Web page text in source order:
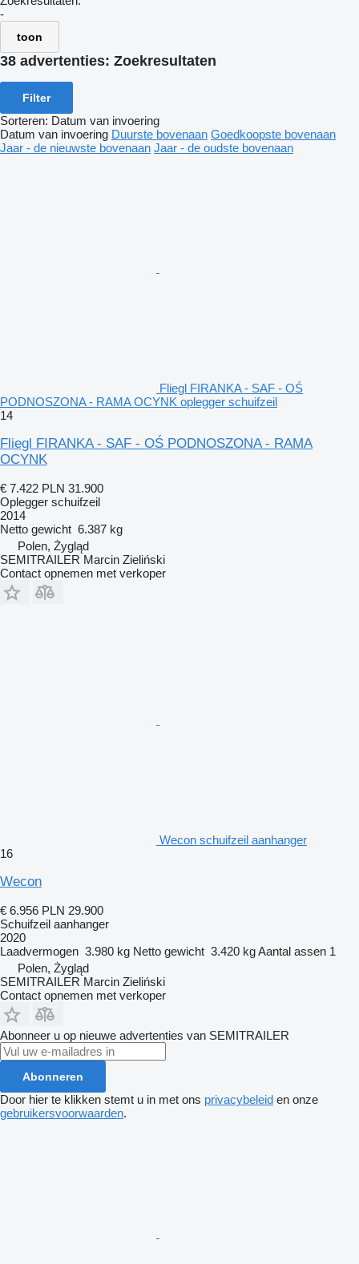
-
toon
38 advertenties: Zoekresultaten
Filter
Sorteren: Datum van invoering
Datum van invoering Duurste bovenaan Goedkoopste bovenaan
Jaar - de nieuwste bovenaan Jaar - de oudste bovenaan
Fliegl FIRANKA - SAF - OŚ
PODNOSZONA - RAMA OCYNK oplegger schuifzeil
14
Fliegl FIRANKA - SAF - OŚ PODNOSZONA - RAMA
OCYNK
€ 7.422 PLN 31.900
Oplegger schuifzeil
2014
Netto gewicht 6.387 kg
Polen, Żygląd
SEMITRAILER Marcin Zieliński
Contact opnemen met verkoper
Wecon schuifzeil aanhanger
16
Wecon
€ 6.956 PLN 29.900
Schuifzeil aanhanger
2020
Laadvermogen 3.980 kg Netto gewicht 3.420 kgAantal assen 1
Polen, Żygląd
SEMITRAILER Marcin Zieliński
Contact opnemen met verkoper
Abonneer u op nieuwe advertenties van SEMITRAILER
Abonneren
Door hier te klikken stemt u in met ons privacybeleid en onze
gebruikersvoorwaarden.